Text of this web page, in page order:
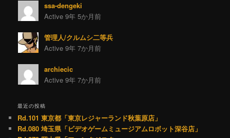
ssa-dengeki
Active 9年 5か月前
管理人/クルムシ二等兵
Active 9年 7か月前
archiecic
Active 9年 7か月前
最近の投稿
Rd.101 東京都「東京レジャーランド秋葉原店」
Rd.080 埼玉県「ビデオゲームミュージアムロボット深谷店」